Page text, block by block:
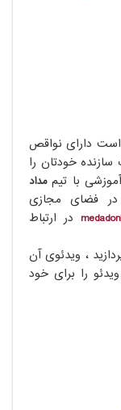
دارای نواقص
خودتان را
با تیممداد
در فضای مجازی
در ارتباط
، ویدئوی آن
را برای خود